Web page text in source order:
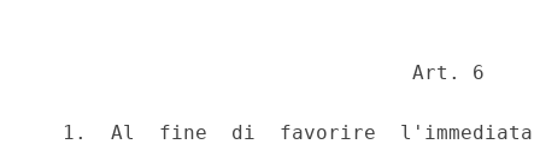
                               Art. 6
1.  Al  fine  di  favorire